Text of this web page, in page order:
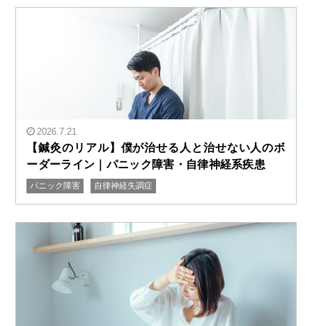
" alt="【鍼灸のリアル】僕が治せる人と治せない人のボ
2026.7.21
【鍼灸のリアル】僕が治せる人と治せない人のボ
ーダーライン｜パニック障害・自律神経系疾患
パニック障害 自律神経失調症